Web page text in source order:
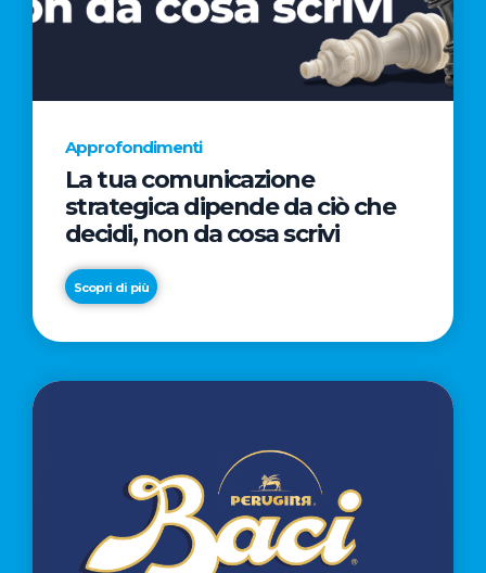
AL
CINEMA
NELLA
CAMPAGNA
REGISTA
PREMIO
OSCAR®
Approfondimenti
La tua comunicazione
strategica dipende da ciò che
decidi, non da cosa scrivi
Scopri di più